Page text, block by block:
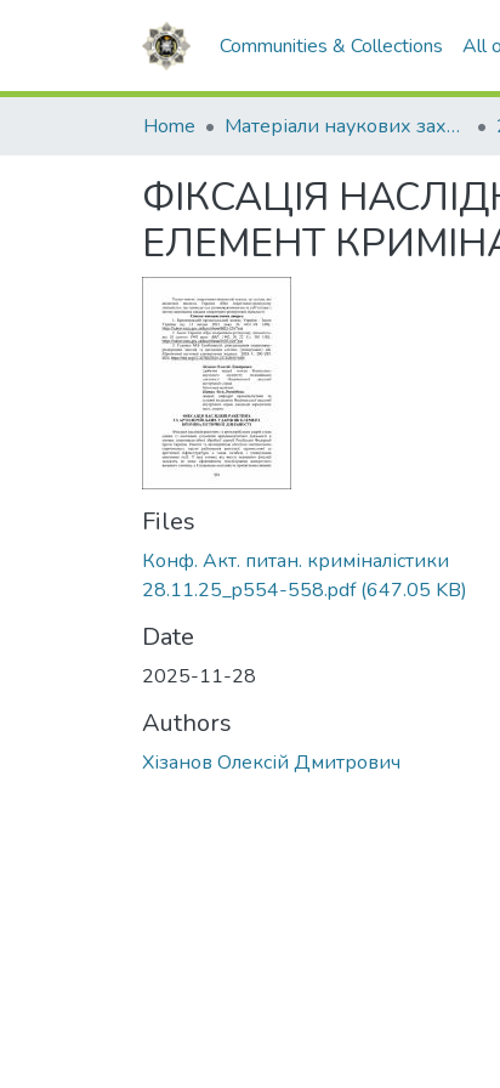
Communities & Collections All
Home Матеріали наукових заходів
ФІКСАЦІЯ
ЕЛЕМЕНТ
Files
Конф. Акт. питан. криміналістики
28.11.25_p554-558.pdf(647.05 KB)
Date
2025-11-28
Authors
Хізанов Олексій Дмитрович